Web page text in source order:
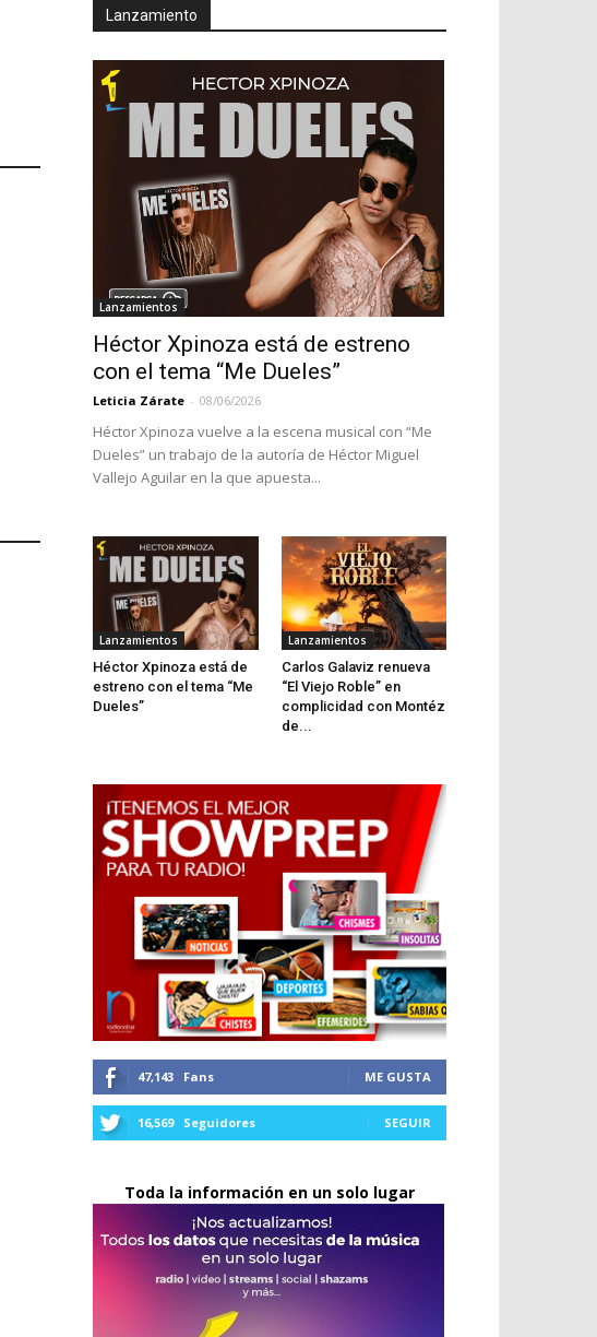
Lanzamiento
Lanzamientos
Héctor Xpinoza está de estreno
con el tema “Me Dueles”
Leticia Zárate - 08/06/2026
Héctor Xpinoza vuelve a la escena musical con “Me
Dueles” un trabajo de la autoría de Héctor Miguel
Vallejo Aguilar en la que apuesta...
Lanzamientos
Héctor Xpinoza está de
estreno con el tema “Me
Dueles”
Lanzamientos
Carlos Galaviz renueva
“El Viejo Roble” en
complicidad con Montéz
de...
47,143 Fans ME GUSTA
16,569 Seguidores SEGUIR
Toda la información en un solo lugar